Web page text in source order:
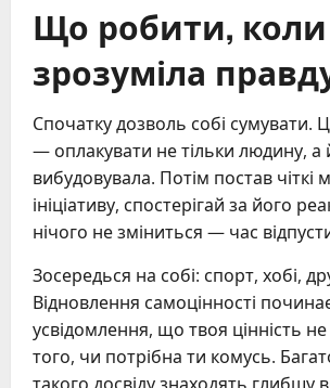
Що робити, коли
зрозуміла
Спочатку дозволь собі сумувати.
— оплакувати не тільки людину, а й
вибудовувала. Потім постав чіткі
ініціативу, спостерігай за його
нічого не зміниться — час
Зосередься на собі: спорт, хобі,
Відновлення самоцінності
усвідомлення, що твоя цінність
того, чи потрібна ти комусь.